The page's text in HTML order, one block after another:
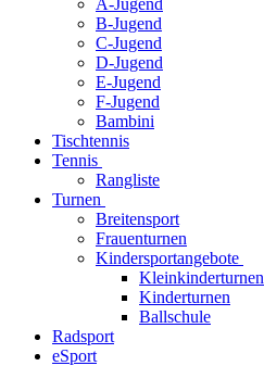
A-Jugend
B-Jugend
C-Jugend
D-Jugend
E-Jugend
F-Jugend
Bambini
Tischtennis
Tennis
Rangliste
Turnen
Breitensport
Frauenturnen
Kindersportangebote
Kleinkinderturnen
Kinderturnen
Ballschule
Radsport
eSport